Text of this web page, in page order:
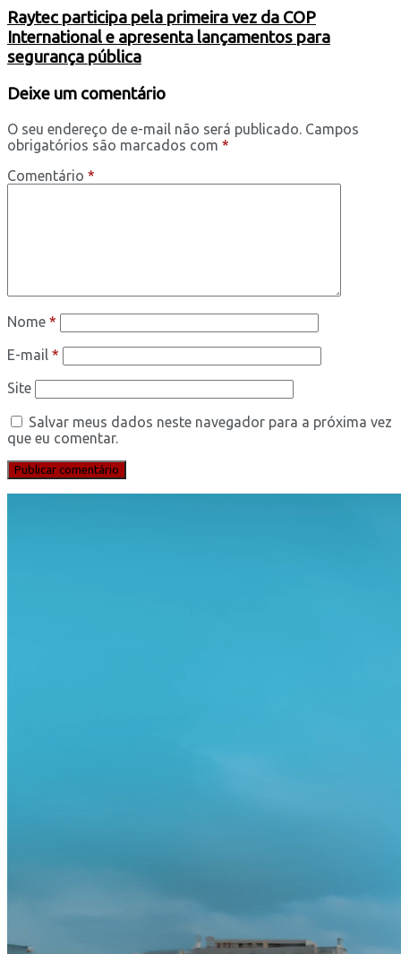
Raytec participa pela primeira vez da COP
International e apresenta lançamentos para
segurança pública
Deixe um comentário
O seu endereço de e-mail não será publicado. Campos
obrigatórios são marcados com *
Comentário *
Nome *
E-mail *
Site
Salvar meus dados neste navegador para a próxima vez
que eu comentar.